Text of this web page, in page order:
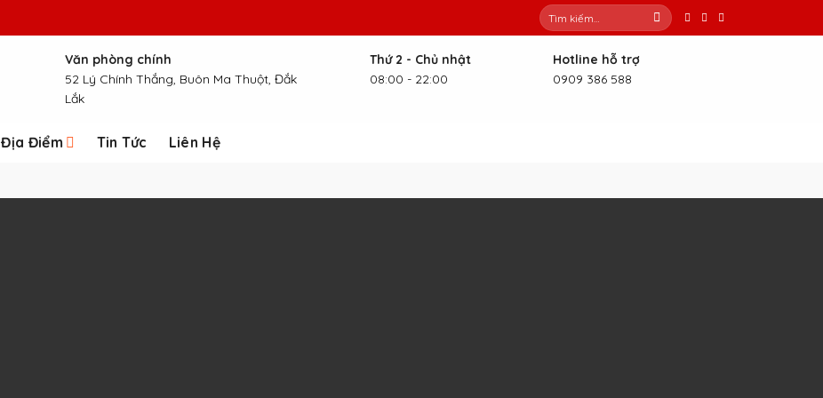
Tìm
kiếm:
Văn phòng chính
52 Lý Chính Thắng, Buôn Ma Thuột, Đắk
Lắk
Thứ 2 - Chủ nhật
08:00 - 22:00
Hotline hỗ trợ
0909 386 588
Địa Điểm Tin Tức Liên Hệ